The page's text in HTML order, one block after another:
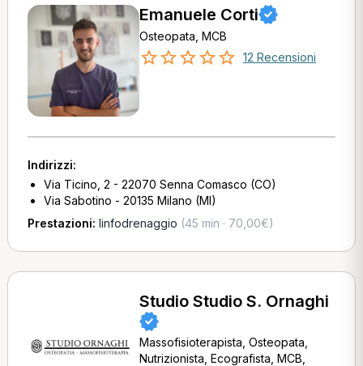
Emanuele Corti
Osteopata, MCB
12 Recensioni
Indirizzi:
Via Ticino, 2 - 22070 Senna Comasco (CO)
Via Sabotino - 20135 Milano (MI)
Prestazioni: linfodrenaggio (45 min · 70,00€)
Studio Studio S. Ornaghi
Massofisioterapista, Osteopata,
Nutrizionista, Ecografista, MCB,